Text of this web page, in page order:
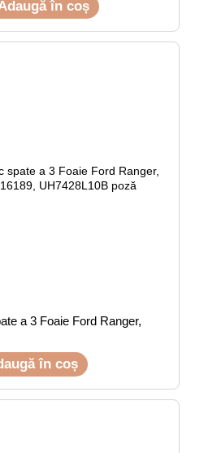
în coș
a 3 Foaie Ford Ranger,
în coș